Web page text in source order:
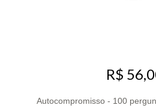
R$
Autocompromisso - 100